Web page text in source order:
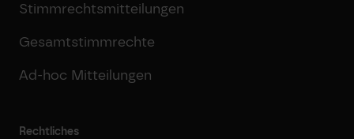
Stimmrechtsmitteilungen
Gesamtstimmrechte
Ad-hoc Mitteilungen
Rechtliches